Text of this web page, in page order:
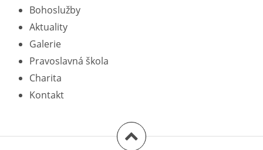
Bohoslužby
Aktuality
Galerie
Pravoslavná škola
Charita
Kontakt